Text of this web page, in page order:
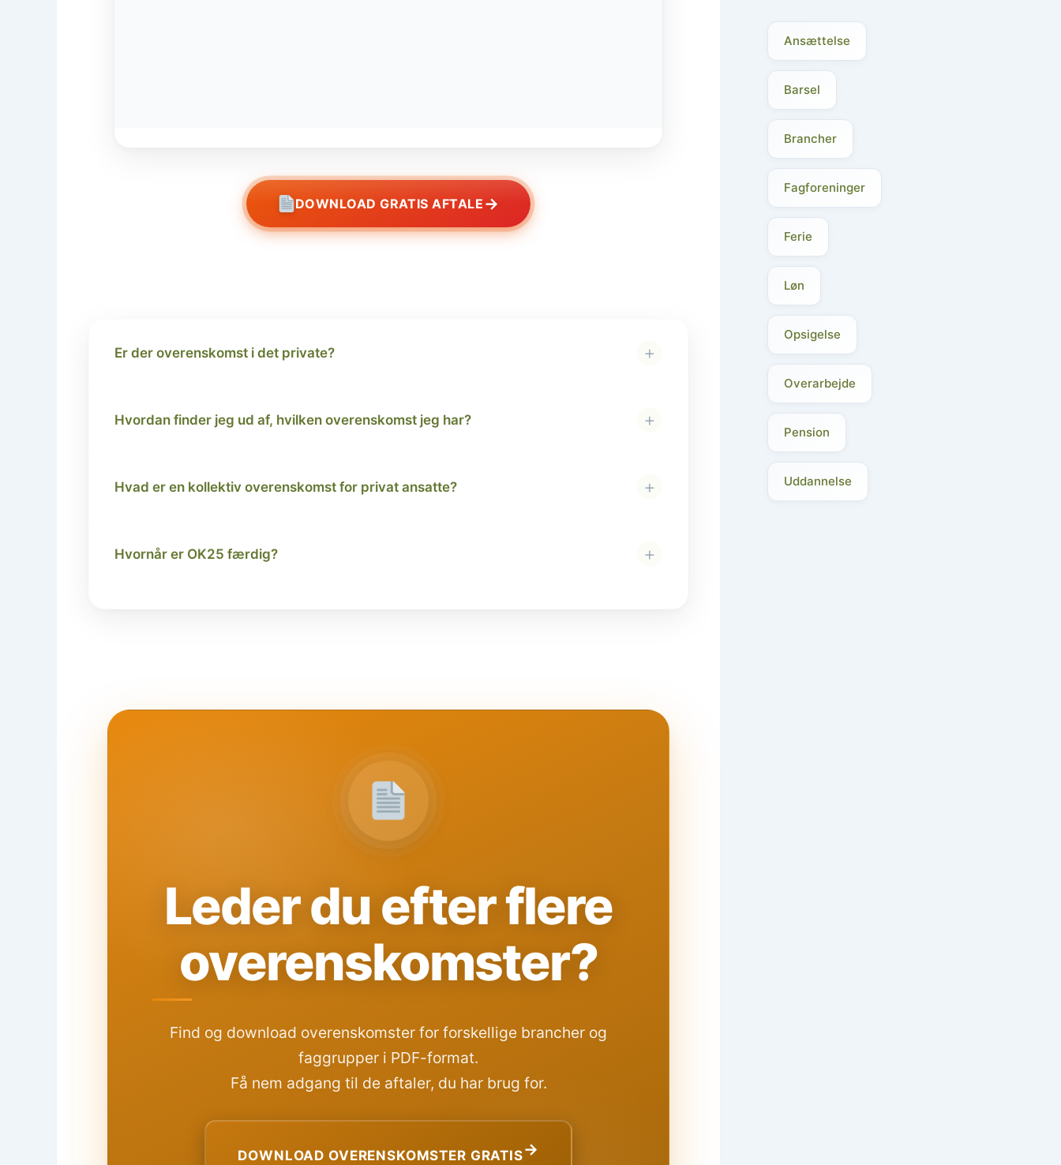
DOWNLOAD GRATIS AFTALE →
Er der overenskomst i det private? +
Hvordan finder jeg ud af, hvilken overenskomst jeg har? +
Hvad er en kollektiv overenskomst for privat ansatte? +
Hvornår er OK25 færdig? +
Leder du efter flere
overenskomster?
Find og download overenskomster for forskellige brancher og
faggrupper i PDF-format.
Få nem adgang til de aftaler, du har brug for.
DOWNLOAD OVERENSKOMSTER GRATIS→
Ansættelse
Barsel
Brancher
Fagforeninger
Ferie
Løn
Opsigelse
Overarbejde
Pension
Uddannelse